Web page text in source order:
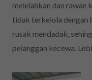
melelahkan dan rawan
tidak terkelola dengan
rusak mendadak,
pelanggan kecewa.